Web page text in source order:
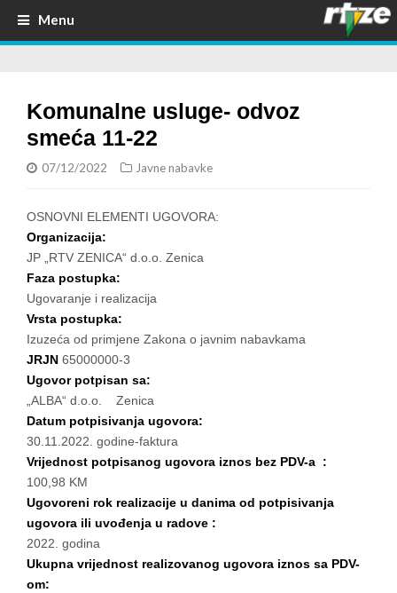
Menu
Komunalne usluge- odvoz
smeća 11-22
07/12/2022 Javne nabavke
OSNOVNI ELEMENTI UGOVORA:
Organizacija:
JP „RTV ZENICA“ d.o.o. Zenica
Faza postupka:
Ugovaranje i realizacija
Vrsta postupka:
Izuzeća od primjene Zakona o javnim nabavkama
JRJN 65000000-3
Ugovor potpisan sa:
„ALBA“ d.o.o. Zenica
Datum potpisivanja ugovora:
30.11.2022. godine-faktura
Vrijednost potpisanog ugovora iznos bez PDV-a :
100,98 KM
Ugovoreni rok realizacije u danima od potpisivanja
ugovora ili uvođenja u radove :
2022. godina
Ukupna vrijednost realizovanog ugovora iznos sa PDV-
om: